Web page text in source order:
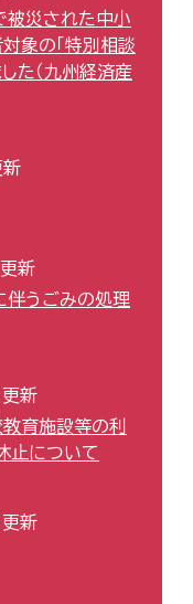
被災された中小
象の「特別相談
た（九州経済産
新
伴うごみの処理
新
育施設等の利
止について
新